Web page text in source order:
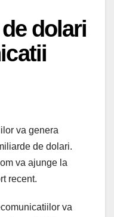
dolari
va genera
de dolari.
va ajunge la
recent.
va